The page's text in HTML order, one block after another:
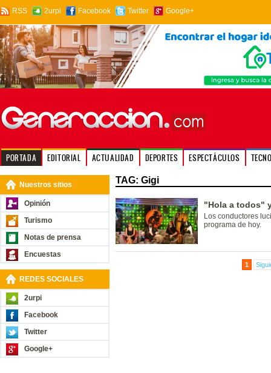
RSS 2urpi Facebook Twitter Google+
PORTADA EDITORIAL ACTUALIDAD DEPORTES ESPECTÁCULOS
Nuestros sitios
Opinión
Turismo
Notas de prensa
Encuestas
REDES SOCIALES
2urpi
Facebook
Twitter
Google+
TAG: Gigi
"Hola a todos"
Los conductores
programa de hoy.
1